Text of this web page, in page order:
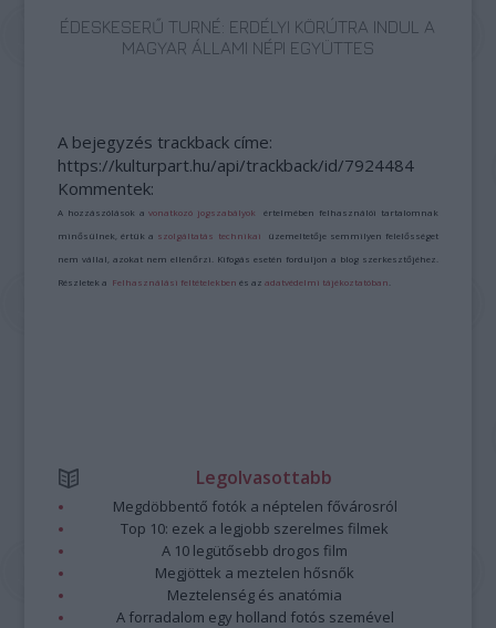
ÉDESKESERŰ TURNÉ: ERDÉLYI KÖRÚTRA INDUL A
MAGYAR ÁLLAMI NÉPI EGYÜTTES
A bejegyzés trackback címe:
https://kulturpart.hu/api/trackback/id/7924484
Kommentek:
A hozzászólások avonatkozó jogszabályok értelmében felhasználói tartalomnak
minősülnek, értük a szolgáltatás technikai üzemeltetője semmilyen felelősséget
nem vállal, azokat nem ellenőrzi. Kifogás esetén forduljon a blog szerkesztőjéhez.
Részletek a Felhasználási feltételekben és azadatvédelmi tájékoztatóban
Legolvasottabb
Megdöbbentő fotók a néptelen fővárosról
Top 10: ezek a legjobb szerelmes filmek
A 10 legütősebb drogos film
Megjöttek a meztelen hősnők
Meztelenség és anatómia
A forradalom egy holland fotós szemével